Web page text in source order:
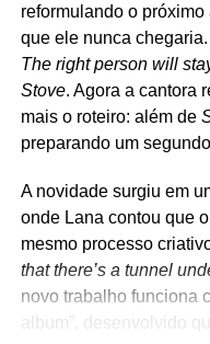
Clássicos de
Trick, Joan Jett, Tom
Stones e até Strokes
apresentações, que
horas antes de
The Longshot, o The
gravar músicas
clássicos em um
da atmosfera dos
da região de Berkeley e
reformulando o
que ele nunca
The right person will
Stove. Agora a cantora
mais o roteiro: além de
preparando um
A novidade surgiu em
onde Lana contou que
mesmo processo
that there’s a tunnel
novo trabalho funciona
album”, desenvolvido